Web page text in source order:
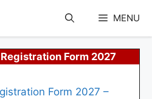
MENU
Form 2027
Form 2027 –